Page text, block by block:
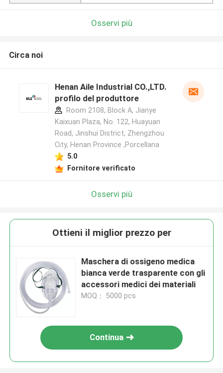
Osservi più
Circa noi
Henan Aile Industrial CO.,LTD.
profilo del produttore
Room 2108, Block A, Jianye
Kaixuan Plaza, No. 122, Huayuan
Road, Jinshui District, Zhengzhou
City, Henan Province ,Porcellana
5.0
Fornitore verificato
Osservi più
Ottieni il miglior prezzo per
Maschera di ossigeno medica
bianca verde trasparente con gli
accessori medici dei materiali
MOQ： 5000 pcs
Continua